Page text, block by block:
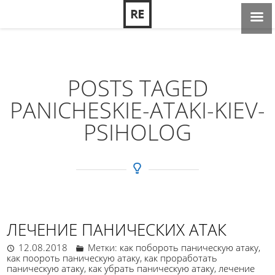
POSTS TAGED
PANICHESKIE-ATAKI-KIEV-
PSIHOLOG
ЛЕЧЕНИЕ ПАНИЧЕСКИХ АТАК
12.08.2018 Метки: как побороть паническую атаку,
как поороть паническую атаку, как проработать
паническую атаку, как убрать паническую атаку,лечение